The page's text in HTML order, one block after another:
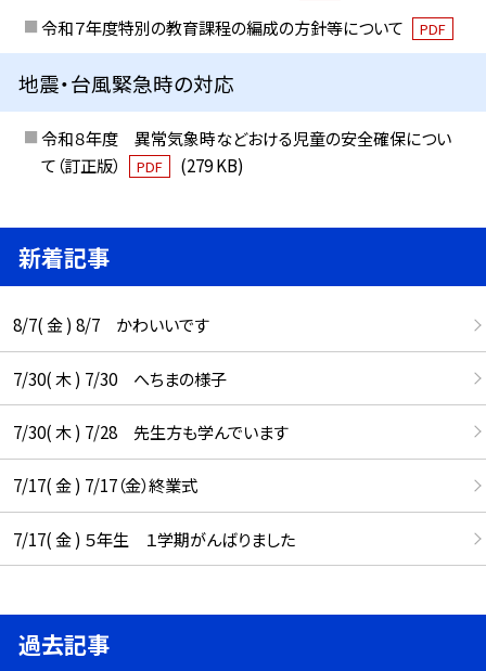
令和７年度特別の教育課程の編成の方針等について PDF
地震・台風緊急時の対応
令和８年度 異常気象時などおける児童の安全確保につい
て（訂正版）
PDF (279 KB)
新着記事
8/7( 金 ) 8/7 かわいいです
7/30( 木 ) 7/30 へちまの様子
7/30( 木 ) 7/28 先生方も学んでいます
7/17( 金 ) 7/17（金）終業式
7/17( 金 ) ５年生 １学期がんばりました
過去記事